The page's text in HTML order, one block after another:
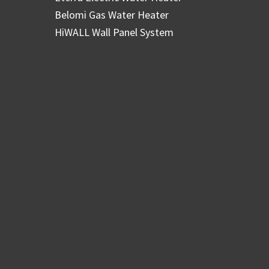
Belomi Gas Water Heater
HiWALL Wall Panel System